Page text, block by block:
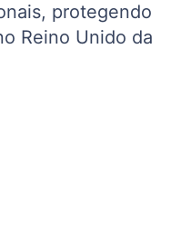
protegendo
Reino Unido da